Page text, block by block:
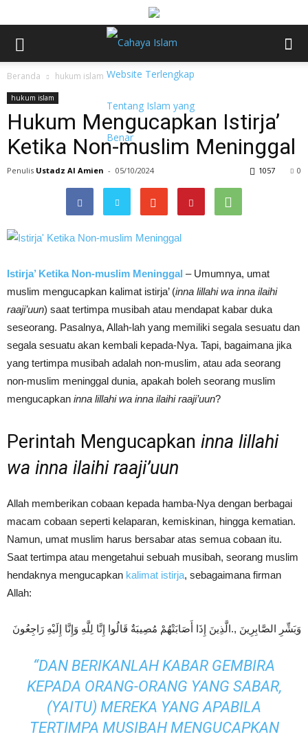
Beranda hukum islam
hukum islam
Hukum Mengucapkan Istirja’
Ketika Non-muslim Meninggal
Penulis Ustadz Al Amien - 05/10/2024 0
1057
Istirja’ Ketika Non-muslim Meninggal – Umumnya, umat
muslim mengucapkan kalimat istirja’ (inna lillahi wa inna ilaihi
raaji’uun) saat tertimpa musibah atau mendapat kabar duka
seseorang. Pasalnya, Allah-lah yang memiliki segala sesuatu dan
segala sesuatu akan kembali kepada-Nya. Tapi, bagaimana jika
yang tertimpa musibah adalah non-muslim, atau ada seorang
non-muslim meninggal dunia, apakah boleh seorang muslim
mengucapkan inna lillahi wa inna ilaihi raaji’uun?
Perintah Mengucapkan inna lillahi
wa inna ilaihi raaji’uun
Allah memberikan cobaan kepada hamba-Nya dengan berbagai
macam cobaan seperti kelaparan, kemiskinan, hingga kematian.
Namun, umat muslim harus bersabar atas semua cobaan itu.
Saat tertimpa atau mengetahui sebuah musibah, seorang muslim
hendaknya mengucapkan kalimat istirja, sebagaimana firman
Allah:
وَبَشِّرِ الصَّابِرِينَ ,.الَّذِينَ إِذَا أَصَابَتْهُمْ مُصِيبَةٌ قَالُوا إِنَّا لِلَّهِ وَإِنَّا إِلَيْهِ رَاجِعُونَ
“DAN BERIKANLAH KABAR GEMBIRA
KEPADA ORANG-ORANG YANG SABAR,
(YAITU) MEREKA YANG APABILA
TERTIMPA MUSIBAH MENGUCAPKAN